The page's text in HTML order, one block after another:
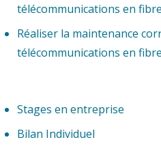
télécommunications en
Réaliser la maintenance
télécommunications en
Stages en entreprise
Bilan Individuel